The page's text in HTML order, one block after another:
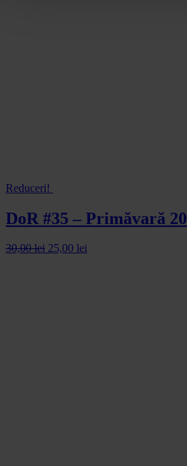
Reduceri!
DoR #35 – Primăvară
30,00lei 25,00 lei